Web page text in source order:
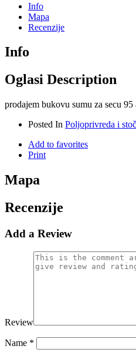
Info
Mapa
Recenzije
Info
Oglasi Description
prodajem bukovu sumu za secu
Posted In Poljoprivreda i
Add to favorites
Print
Mapa
Recenzije
Add a Review
Review
Name *